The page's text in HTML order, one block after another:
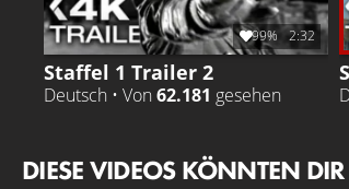
99% 2:32
Staffel 1 Trailer 2
Deutsch • Von 62.181 gesehen
DIESE VIDEOS KÖNNTEN